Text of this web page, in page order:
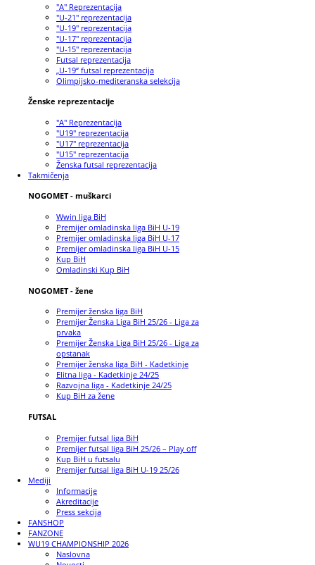
"A" Reprezentacija
"U-21" reprezentacija
"U-19" reprezentacija
"U-17" reprezentacija
"U-15" reprezentacija
Futsal reprezentacija
„U-19“ futsal reprezentacija
Olimpijsko-mediteranska selekcija
Ženske reprezentacije
"A" Reprezentacija
"U19" reprezentacija
"U17" reprezentacija
"U15" reprezentacija
Ženska futsal reprezentacija
Takmičenja
NOGOMET - muškarci
Wwin liga BiH
Premijer omladinska liga BiH U-19
Premijer omladinska liga BiH U-17
Premijer omladinska liga BiH U-15
Kup BiH
Omladinski Kup BiH
NOGOMET - žene
Premijer ženska liga BiH
Premijer Ženska Liga BiH 25/26 - Liga za
prvaka
Premijer Ženska Liga BiH 25/26 - Liga za
opstanak
Premijer ženska liga BiH - Kadetkinje
Elitna liga - Kadetkinje 24/25
Razvojna liga - Kadetkinje 24/25
Kup BiH za žene
FUTSAL
Premijer futsal liga BiH
Premijer futsal liga BiH 25/26 – Play off
Kup BiH u futsalu
Premijer futsal liga BiH U-19 25/26
Mediji
Informacije
Akreditacije
Press sekcija
FANSHOP
FANZONE
WU19 CHAMPIONSHIP 2026
Naslovna